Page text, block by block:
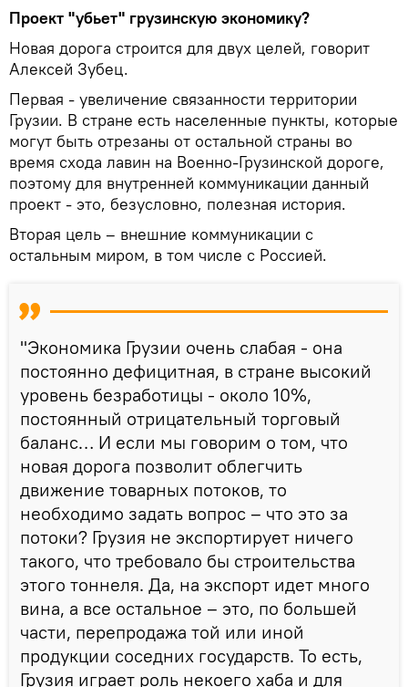
Проект "убьет" грузинскую экономику?
Новая дорога строится для двух целей, говорит
Алексей Зубец.
Первая - увеличение связанности территории
Грузии. В стране есть населенные пункты, которые
могут быть отрезаны от остальной страны во
время схода лавин на Военно-Грузинской дороге,
поэтому для внутренней коммуникации данный
проект - это, безусловно, полезная история.
Вторая цель – внешние коммуникации с
остальным миром, в том числе с Россией.
"Экономика Грузии очень слабая - она
постоянно дефицитная, в стране высокий
уровень безработицы - около 10%,
постоянный отрицательный торговый
баланс… И если мы говорим о том, что
новая дорога позволит облегчить
движение товарных потоков, то
необходимо задать вопрос – что это за
потоки? Грузия не экспортирует ничего
такого, что требовало бы строительства
этого тоннеля. Да, на экспорт идет много
вина, а все остальное – это, по большей
части, перепродажа той или иной
продукции соседних государств. То есть,
Грузия играет роль некоего хаба и для